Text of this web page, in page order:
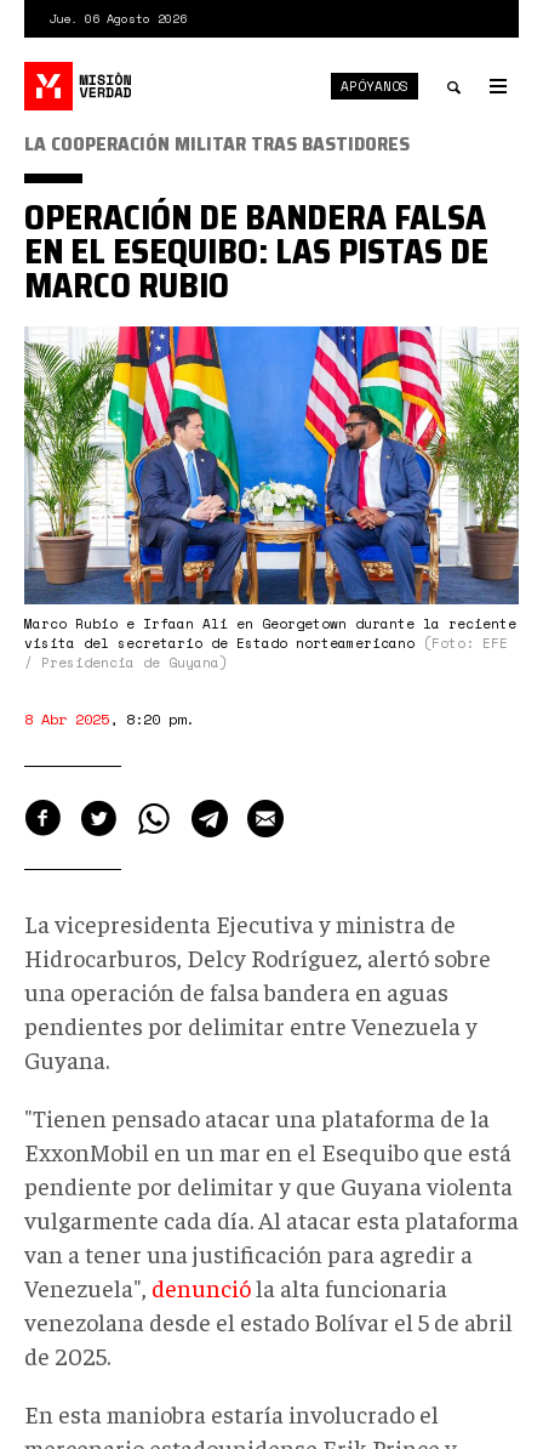
contenido
principal
Jue. 06 Agosto 2026
APÓYANOS
rubioali.jpg
Marco Rubio e Irfaan Ali en Georgetown durante la reciente
visita del secretario de Estado norteamericano (Foto: EFE
/ Presidencia de Guyana)
LA COOPERACIÓN MILITAR TRAS BASTIDORES
OPERACIÓN DE BANDERA FALSA
EN EL ESEQUIBO: LAS PISTAS DE
MARCO RUBIO
8 Abr 2025, 8:20 pm.
La vicepresidenta Ejecutiva y ministra de
Hidrocarburos, Delcy Rodríguez, alertó sobre
una operación de falsa bandera en aguas
pendientes por delimitar entre Venezuela y
Guyana.
"Tienen pensado atacar una plataforma de la
ExxonMobil en un mar en el Esequibo que está
pendiente por delimitar y que Guyana violenta
vulgarmente cada día. Al atacar esta plataforma
van a tener una justificación para agredir a
Venezuela", denuncióla alta funcionaria
venezolana desde el estado Bolívar el 5 de abril
de 2025.
En esta maniobra estaría involucrado el